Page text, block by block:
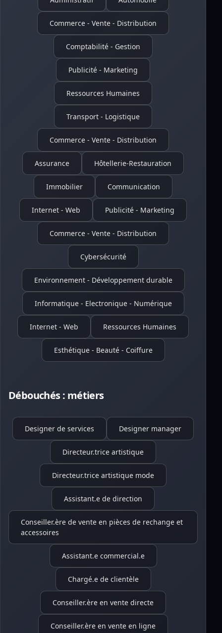
Commerce - Vente - Distribution
Comptabilité - Gestion
Publicité - Marketing
Ressources Humaines
Transport - Logistique
Commerce - Vente - Distribution
Assurance Hôtellerie-Restauration
Immobilier Communication
Internet - Web Publicité - Marketing
Commerce - Vente - Distribution
Cybersécurité
Environnement - Développement durable
Informatique - Electronique - Numérique
Internet - Web Ressources Humaines
Esthétique - Beauté - Coiffure
Débouchés : métiers
Designer de services Designer manager
Directeur.trice artistique
Directeur.trice artistique mode
Assistant.e de direction
Conseiller.ère de vente en pièces de rechange et
accessoires
Assistant.e commercial.e
Chargé.e de clientèle
Conseiller.ère en vente directe
Conseiller.ère en vente en ligne